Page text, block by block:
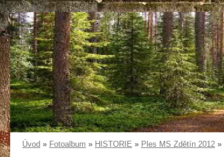
Úvod » Fotoalbum » HISTORIE » Ples MS Zdětín 2012 »